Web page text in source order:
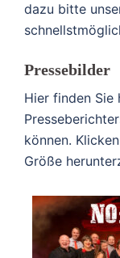
dazu bitte
Pressebilder
Hier finden Sie
können.
Größe